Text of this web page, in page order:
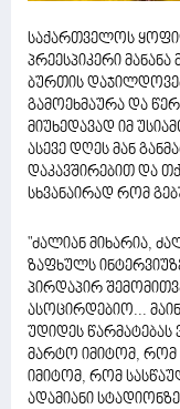
საქართველოს
პრეესპიკერი
ბურთის
გამოეხმაურა და
მიუხედავად იმ
ასევე დღეს მან
დაკავშირებით და
სხვანაირად რომ
"ძალიან მიხარია,
ზაფხულს
პირდაპირ
ასოცირდებიო...
უდიდეს წარმატებას
მარტო იმიტომ, რომ
იმიტომ, რომ
ადამიანი